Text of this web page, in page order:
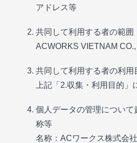
アドレス等
共同して利用する者の範囲
ACWORKS VIETNAM CO.,
共同して利用する者の利用
上記「2.収集・利用目的」
個人データの管理について
称等
名称：ACワークス株式会社